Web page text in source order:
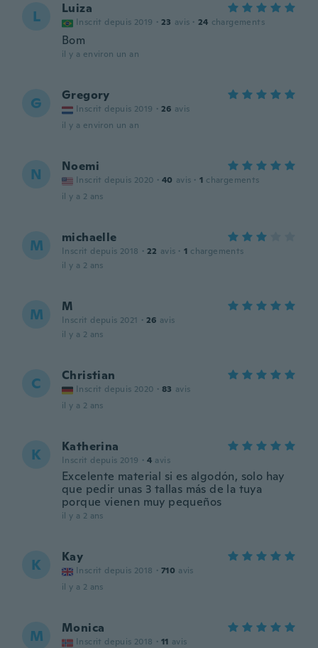
L Luiza
Inscrit depuis 2019 · 23 avis · 24 chargements
Bom
il y a environ un an
G Gregory
Inscrit depuis 2019 · 26 avis
il y a environ un an
N Noemi
Inscrit depuis 2020 · 40 avis · 1 chargements
il y a 2 ans
M michaelle
Inscrit depuis 2018 · 22 avis · 1 chargements
il y a 2 ans
M M
Inscrit depuis 2021 · 26 avis
il y a 2 ans
C Christian
Inscrit depuis 2020 · 83 avis
il y a 2 ans
K Katherina
Inscrit depuis 2019 · 4 avis
Excelente material si es algodón, solo hay
que pedir unas 3 tallas más de la tuya
porque vienen muy pequeños
il y a 2 ans
K Kay
Inscrit depuis 2018 · 710 avis
il y a 2 ans
M Monica
Inscrit depuis 2018 · 11 avis